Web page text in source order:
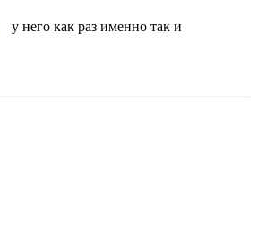
у него как раз именно так и